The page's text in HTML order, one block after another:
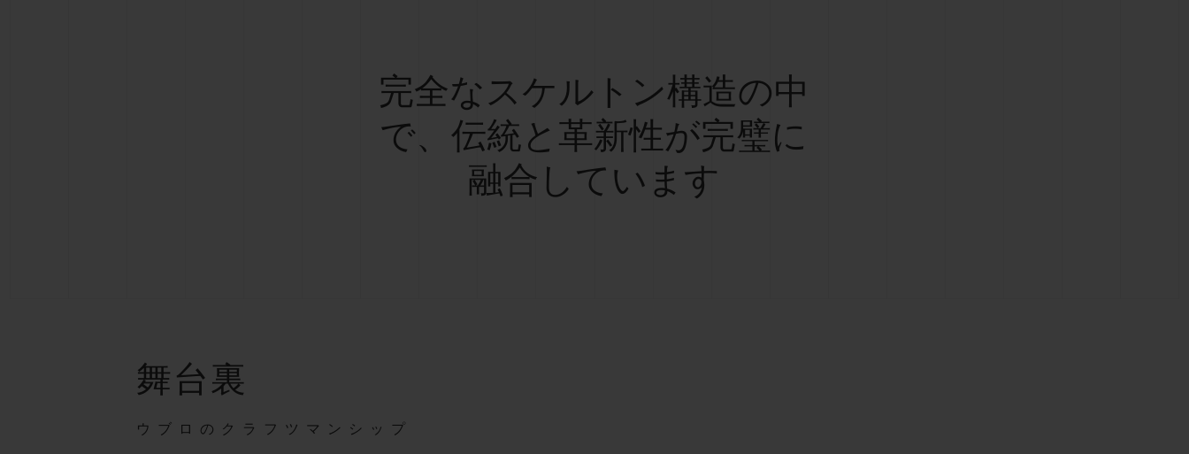
完全なスケルトン構造の中
で、伝統と革新性が完璧に
融合しています
舞台裏
ウブロのクラフツマンシップ